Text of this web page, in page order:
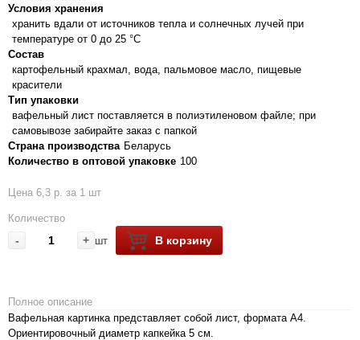
Условия хранения
хранить вдали от источников тепла и солнечных лучей при
температуре от 0 до 25 °C
Состав
картофельный крахмал, вода, пальмовое масло, пищевые
красители
Тип упаковки
вафельный лист поставляется в полиэтиленовом файле; при
самовывозе забирайте заказ с папкой
Страна производства Беларусь
Количество в оптовой упаковке 100
Цена 6,3 р. за 1 шт
Количество
- + шт В корзину
Полное описание
Вафельная картинка представляет собой лист, формата А4.
Ориентировочный диаметр капкейка 5 см.